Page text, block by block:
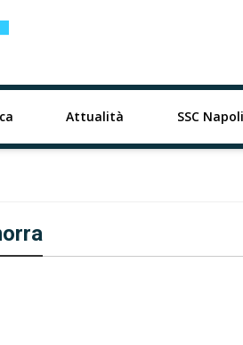
Attualità SSC Napoli